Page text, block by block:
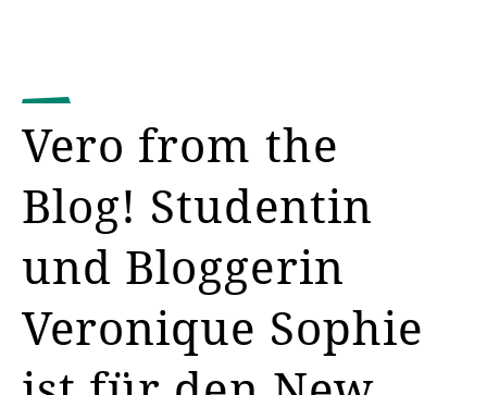
Vero from the
Blog! Studentin
und Bloggerin
Veronique Sophie